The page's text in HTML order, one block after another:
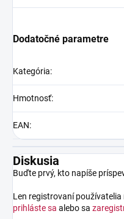
Dodatočné parametre
Kategória:
Hmotnosť:
EAN:
Diskusia
Buďte prvý, kto napíše
Len registrovaní
prihláste sa alebo sa